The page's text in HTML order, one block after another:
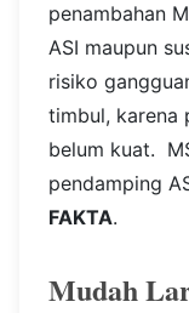
penambahan
ASI maupun
risiko
timbul, karena
belum kuat.
pendamping
FAKTA.
Mudah